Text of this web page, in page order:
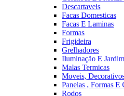
Descartaveis
Facas Domesticas
Facas E Laminas
Formas
Frigideira
Grelhadores
Iluminação E Jardim
Malas Termicas
Moveis,
Panelas , Formas E
Rodos